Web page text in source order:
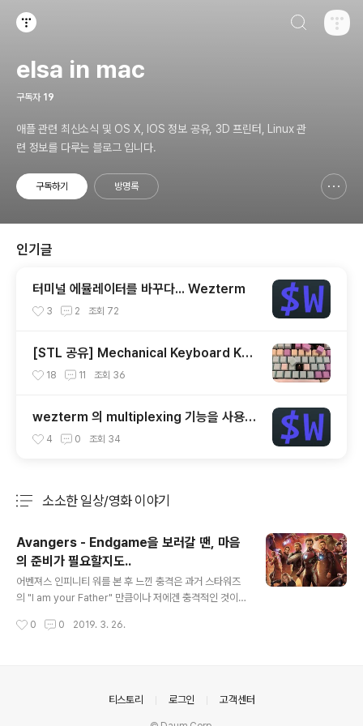
elsa in mac
구독자 19
애플 관련 최신소식 및 OS X, IOS 정보 공유, 3D 프린터, Linux 관
련 정보를 다루는 블로그 입니다.
구독하기 방명록
인기글
터미널 에뮬레이터를 바꾸다... Wezterm
3 2 조회 72
[STL 공유] Mechanical Keyboard Key
18 11 조회 36
wezterm 의 multiplexing 기능을 사용해
보자.4 0 조회 34
소소한 일상/영화 이야기
Avangers - Endgame을 보러갈 땐, 마음
의 준비가 필요할지도..
어벤져스 인피니티 워를 본 후 느낀 충격은 과거 스타워즈
의 "I am your Father" 만큼이나 저에겐 충격적인 것이
라지는 황망함이란.. 그리고 어느덧 시간이 흘러.. 인피니티
간 40분이였으니 22분 더 길어진것이기는 하지만... 3 ho
0 0 2019. 3. 26.
티스토리 로그인 고객센터